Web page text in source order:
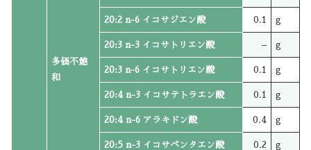
多価不飽
和
20:2 n-6 イコサジエン酸 0.1 g
20:3 n-3 イコサトリエン酸 – g
20:3 n-6 イコサトリエン酸 0.1 g
20:4 n-3 イコサテトラエン酸 0.1 g
20:4 n-6 アラキドン酸 0.4 g
20:5 n-3 イコサペンタエン酸 0.2 g